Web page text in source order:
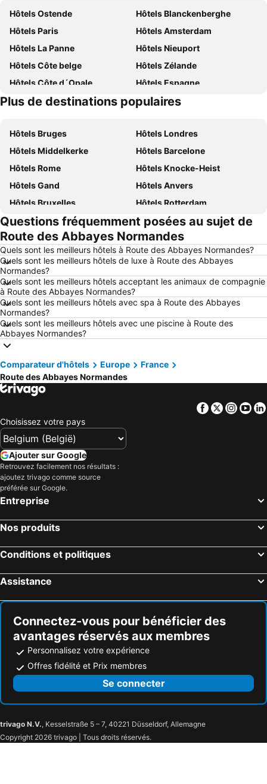
Hôtels Ostende
Hôtels Blanckenberghe
Hôtels Paris
Hôtels Amsterdam
Hôtels La Panne
Hôtels Nieuport
Hôtels Côte belge
Hôtels Zélande
Hôtels Côte d´Opale
Hôtels Espagne
Hôtels Belgique
Hôtels Ardennes belges
Plus de destinations populaires
Hôtels Bruges
Hôtels Londres
Hôtels Middelkerke
Hôtels Barcelone
Hôtels Rome
Hôtels Knocke-Heist
Hôtels Gand
Hôtels Anvers
Hôtels Bruxelles
Hôtels Rotterdam
Hôtels Maastricht
Hôtels Durbuy
Hôtels Hasselt
Hôtels New York
Hôtels Boulogne-sur-Mer
Hôtels Le Coq
Hôtels Le Touquet-Paris-Plage
Hôtels Málaga
Hôtels France
Hôtels Luxembourg
Hôtels Ténérife
Hôtels Majorque
Hôtels Ibiza
Hôtels Italie
Hôtels Normandie
Hôtels Île de Rhodes
Hôtels Lac de Garde
Hôtels Mosel/ Saar
Hôtels Sicile
Hôtels Grande Canarie
Questions fréquemment posées au sujet de
Route des Abbayes Normandes
Quels sont les meilleurs hôtels à Route des Abbayes Normandes?
Quels sont les meilleurs hôtels de luxe à Route des Abbayes
Normandes?
Quels sont les meilleurs hôtels acceptant les animaux de compagnie
à Route des Abbayes Normandes?
Quels sont les meilleurs hôtels avec spa à Route des Abbayes
Normandes?
Quels sont les meilleurs hôtels avec une piscine à Route des
Abbayes Normandes?
Comparateur d'hôtels Europe
France
Route des Abbayes Normandes
Facebook
Twitter
Choisissez votre pays
Ajouter sur Google
Retrouvez facilement nos résultats :
ajoutez trivago comme source
préférée sur Google.
Entreprise
Nos produits
Conditions et politiques
Assistance
Connectez-vous pour bénéficier des
avantages réservés aux membres
Personnalisez votre expérience
Offres fidélité et Prix membres
Se connecter
trivago N.V., Kesselstraße 5 – 7, 40221 Düsseldorf, Allemagne
Copyright 2026 trivago | Tous droits réservés.